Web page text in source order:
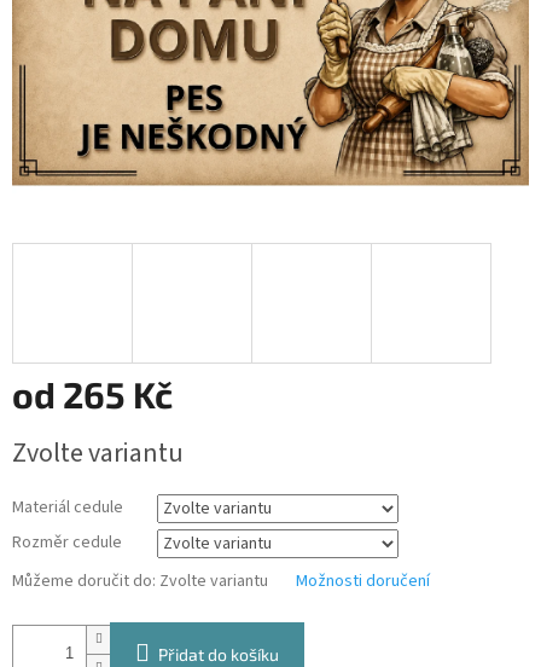
od 265 Kč
cena:
Zvolte variantu
Materiál cedule
Rozměr cedule
Můžeme doručit do: Zvolte variantu Možnosti doručení
Přidat do košíku